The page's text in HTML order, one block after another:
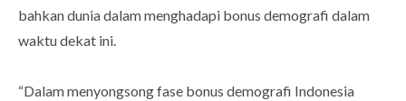
bahkan dunia dalam menghadapi bonus demografi dalam
waktu dekat ini.
“Dalam menyongsong fase bonus demografi Indonesia